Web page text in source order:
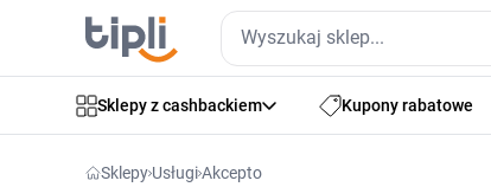
Sklepy z cashbackiem Kupony rabatowe
Sklepy UsługiAkcepto